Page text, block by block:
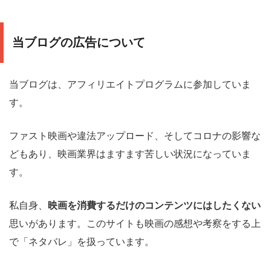
当ブログの広告について
当ブログは、アフィリエイトプログラムに参加していま
す。
ファスト映画や違法アップロード、そしてコロナの影響な
どもあり、映画業界はますます苦しい状況になっていま
す。
私自身、 映画を消費するだけのコンテンツにはしたくない
思いがあります。このサイトも映画の感想や考察をする上
で「ネタバレ」を扱っています。